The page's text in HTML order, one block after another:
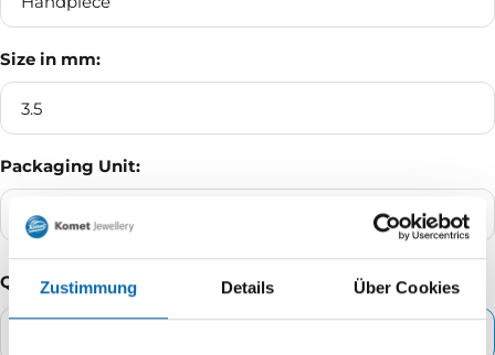
Zustimmung Details Über Cookies
Size in mm:
3.5
Packaging Unit:
5% blister
Quantity